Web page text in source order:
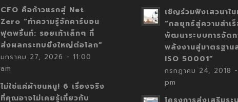
CFO คือก้าวแรกสู่ Net
Zero “ทำความรู้จักคาร์บอน
ฟุตพริ้นท์: รอยเท้าเล็กๆ ที่
ส่งผลกระทบยิ่งใหญ่ต่อโลก”
มกราคม 27, 2026 - 11:00
am
ไม่ใช่แค่ผ้าขนหนู! 6 เรื่องจริง
ที่คุณอาจไม่เคยรู้เกี่ยวกับ
เชิญร่วมฟังเสวนาใ
“กลยุทธ์สู่ความสำเร็
พัฒนาระบบการจัดก
พลังงานสู่มาตรฐาน
ISO 50001”
กรกฎาคม 24, 2018
pm